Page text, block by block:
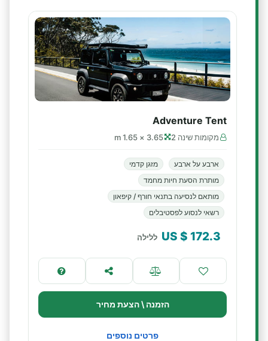
Adventure Tent
מקומות שינה 2 3.65 × 1.65 m
ארבע על ארבע
מזגן קדמי
מותרת הסעת חיות מחמד
מותאם לנסיעה בתנאי חורף / קיפאון
רשאי לנסוע לפסטיבלים
172.3
$ US ללילה
הזמנה \ הצעת מחיר
פרטים נוספים